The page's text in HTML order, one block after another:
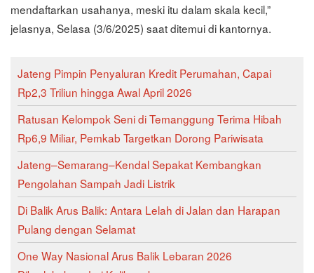
mendaftarkan usahanya, meski itu dalam skala kecil,”
jelasnya, Selasa (3/6/2025) saat ditemui di kantornya.
Jateng Pimpin Penyaluran Kredit Perumahan, Capai
Rp2,3 Triliun hingga Awal April 2026
Ratusan Kelompok Seni di Temanggung Terima Hibah
Rp6,9 Miliar, Pemkab Targetkan Dorong Pariwisata
Jateng–Semarang–Kendal Sepakat Kembangkan
Pengolahan Sampah Jadi Listrik
Di Balik Arus Balik: Antara Lelah di Jalan dan Harapan
Pulang dengan Selamat
One Way Nasional Arus Balik Lebaran 2026